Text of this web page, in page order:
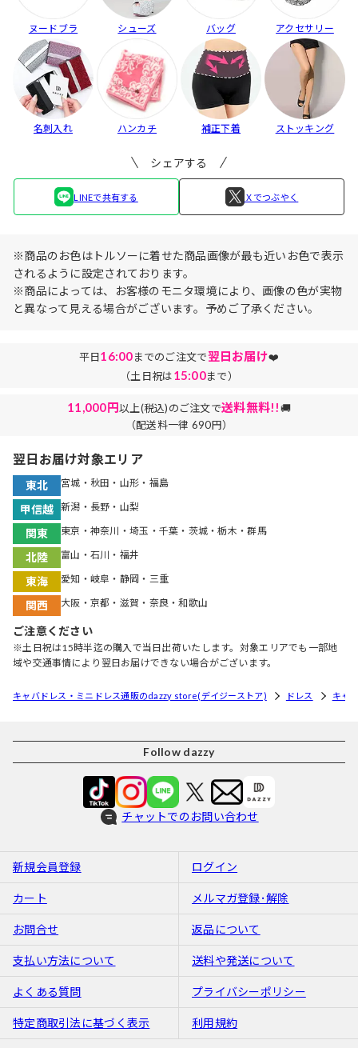
ヌードブラ シューズ バッグ アクセサリー
名刺入れ ハンカチ 補正下着 ストッキング
シェアする
LINEで共有する Ｘでつぶやく
※商品のお色はトルソーに着せた商品画像が最も近いお色で表示
されるように設定されております。
※商品によっては、お客様のモニタ環境により、画像の色が実物
と異なって見える場合がございます。予めご了承ください。
平日16:00までのご注文で翌日お届け❤️
（土日祝は15:00まで）
11,000円以上(税込)のご注文で送料無料!!🚚
（配送料一律 690円）
翌日お届け対象エリア
東北 宮城・秋田・山形・福島
甲信越 新潟・長野・山梨
関東 東京・神奈川・埼玉・千葉・茨城・栃木・群馬
北陸 富山・石川・福井
東海 愛知・岐阜・静岡・三重
関西 大阪・京都・滋賀・奈良・和歌山
ご注意ください
※土日祝は15時半迄の購入で当日出荷いたします。対象エリアでも一部地
域や交通事情により翌日お届けできない場合がございます。
キャバドレス・ミニドレス通販のdazzy store(デイジーストア) ドレス キャ
Follow dazzy
チャットでのお問い合わせ
新規会員登録 ログイン
カート メルマガ登録･解除
お問合せ 返品について
支払い方法について 送料や発送について
よくある質問 プライバシーポリシー
特定商取引法に基づく表示 利用規約